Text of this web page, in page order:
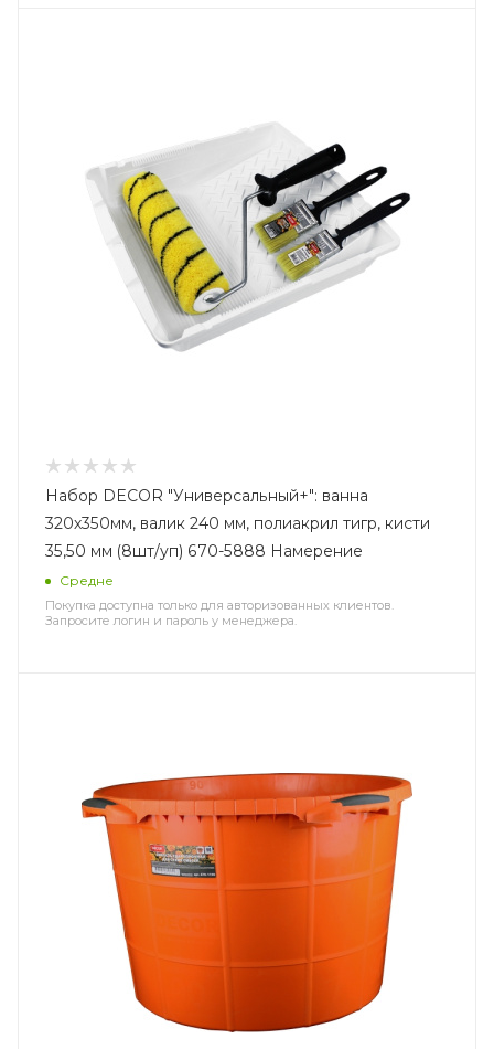
Набор DECOR "Универсальный+": ванна
320х350мм, валик 240 мм, полиакрил тигр, кисти
35,50 мм (8шт/уп) 670-5888 Намерение
Средне
Покупка доступна только для авторизованных клиентов.
Запросите логин и пароль у менеджера.